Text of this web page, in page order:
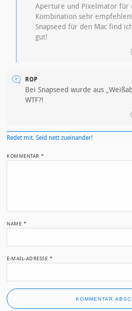
Aperture und Pixelmator für
Kombination sehr empfehlen!
Snapseed für den Mac find
gut!
ROP
Bei Snapseed wurde aus
WTF?!
Redet mit. Seid nett zueinander!
KOMMENTAR*
NAME *
E-MAIL-ADRESSE *